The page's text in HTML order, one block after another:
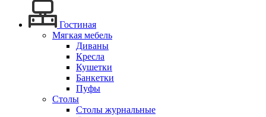
Гостиная
Мягкая мебель
Диваны
Кресла
Кушетки
Банкетки
Пуфы
Столы
Столы журнальные